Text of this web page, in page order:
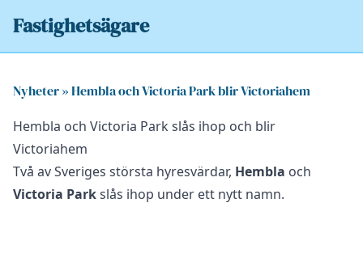
Fastighetsägare
Nyheter»Hembla och Victoria Park blir Victoriahem
Hembla och Victoria Park slås ihop och blir
Victoriahem
Två av Sveriges största hyresvärdar, Hembla och
Victoria Parkslås ihop under ett nytt namn.